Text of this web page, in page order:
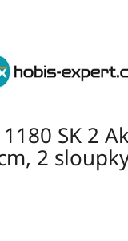
SK 2
2